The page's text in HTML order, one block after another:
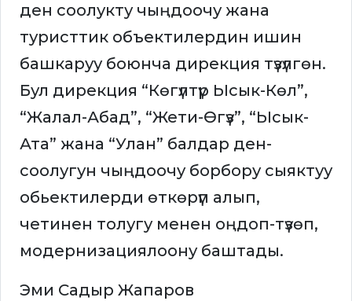
ден соолукту чыңдоочу жана
туристтик объектилердин ишин
башкаруу боюнча дирекция түзүлгөн.
Бул дирекция “Көгүлтүр Ысык-Көл”,
“Жалал-Абад”, “Жети-Өгүз”, “Ысык-
Ата” жана “Улан” балдар ден-
соолугун чыңдоочу борбору сыяктуу
обьектилерди өткөрүп алып,
четинен толугу менен оңдоп-түзөп,
модернизациялоону баштады.
Эми Садыр Жапаров